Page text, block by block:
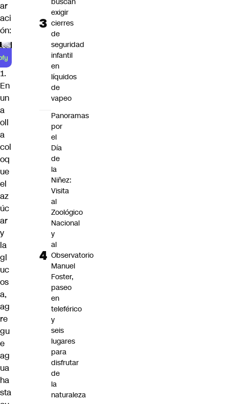
ar
aci
ón:
1.
En
un
a
oll
a
col
oq
ue
el
az
úc
ar
y
la
gl
uc
os
a,
ag
re
gu
e
ag
ua
ha
sta
exigir
cierres
de
seguridad
infantil
en
líquidos
de
vapeo
Panoramas
por
el
Día
de
la
Niñez:
Visita
al
Zoológico
Nacional
y
al
Observatorio
Manuel
Foster,
paseo
en
teleférico
y
seis
lugares
para
disfrutar
de
la
naturaleza